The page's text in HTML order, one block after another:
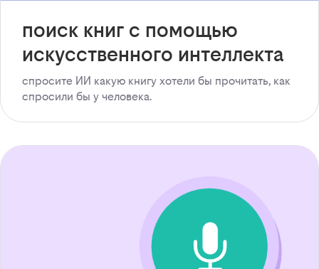
поиск книг с помощью
искусственного интеллекта
спросите ИИ какую книгу хотели бы прочитать, как
спросили бы у человека.